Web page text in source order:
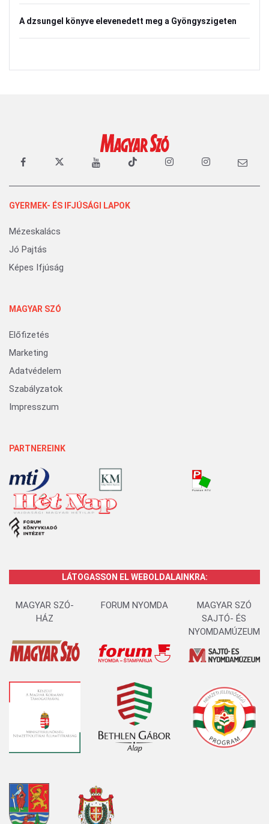
A dzsungel könyve elevenedett meg a Gyöngyszigeten
GYERMEK- ÉS IFJÚSÁGI LAPOK
Mézeskalács
Jó Pajtás
Képes Ifjúság
MAGYAR SZÓ
Előfizetés
Marketing
Adatvédelem
Szabályzatok
Impresszum
PARTNEREINK
LÁTOGASSON EL WEBOLDALAINKRA:
MAGYAR SZÓ-
HÁZ
FORUM NYOMDA
MAGYAR SZÓ
SAJTÓ- ÉS
NYOMDAMÚZEUM